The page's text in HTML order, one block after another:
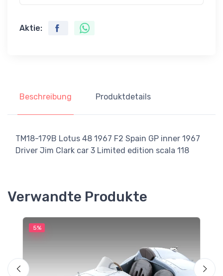
Aktie:
Beschreibung Produktdetails
TM18-179B Lotus 48 1967 F2 Spain GP inner 1967
Driver Jim Clark car 3 Limited edition scala 118
Verwandte Produkte
5%